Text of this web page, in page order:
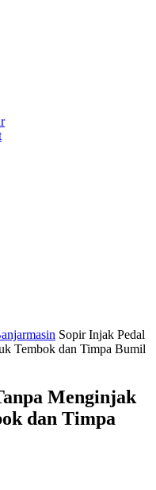
Sopir Injak Pedal
Tembok dan Timpa Bumil
Menginjak
dan Timpa